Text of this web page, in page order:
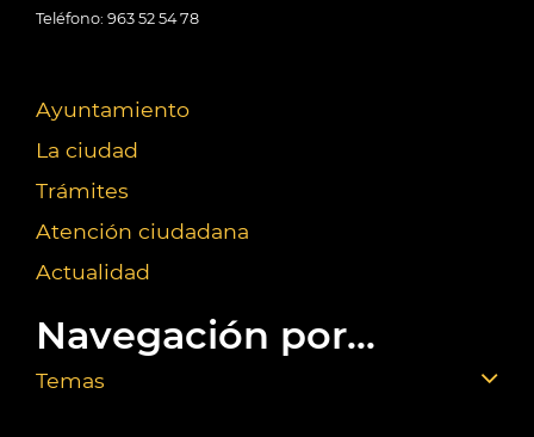
Teléfono: 963 52 54 78
Ayuntamiento
La ciudad
Trámites
Atención ciudadana
Actualidad
Navegación por...
Temas